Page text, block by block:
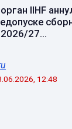
IIHF
27...
12:48